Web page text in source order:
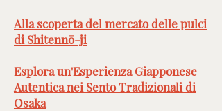
Alla scoperta del mercato delle pulci
di Shitennō-ji
Esplora un'Esperienza Giapponese
Autentica nei Sento Tradizionali di
Osaka